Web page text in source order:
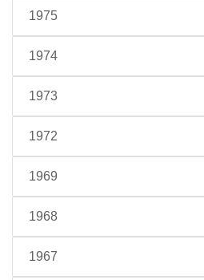
1975
1974
1973
1972
1969
1968
1967